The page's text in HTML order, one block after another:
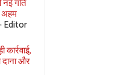
गति
अहम
Editor
दाना और